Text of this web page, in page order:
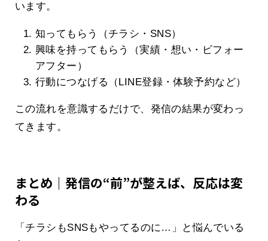
います。
知ってもらう（チラシ・SNS）
興味を持ってもらう（実績・想い・ビフォー
アフター）
行動につなげる（LINE登録・体験予約など）
この流れを意識するだけで、発信の結果が変わっ
てきます。
まとめ｜発信の“前”が整えば、反応は変
わる
「チラシもSNSもやってるのに…」と悩んでいる